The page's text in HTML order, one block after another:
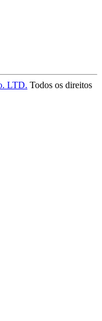
LTD. Todos os direitos